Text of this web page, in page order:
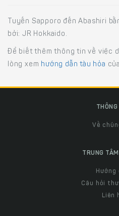
Tuyến Sapporo đến Abashiri
bởi: JR Hokkaido.
Để biết thêm thông tin về việc
lòng xem hướng dẫn tàu hỏa
THÔNG
Về
TRUNG
Hướng
Câu hỏi
Liên